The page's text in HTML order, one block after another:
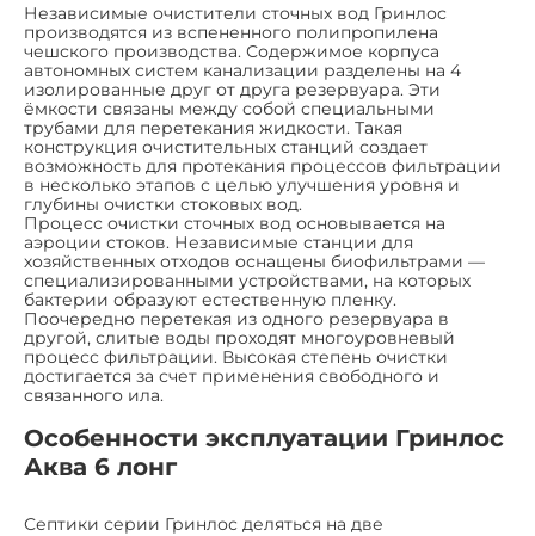
Независимые очистители сточных вод Гринлос
производятся из вспененного полипропилена
чешского производства. Содержимое корпуса
автономных систем канализации разделены на 4
изолированные друг от друга резервуара. Эти
ёмкости связаны между собой специальными
трубами для перетекания жидкости. Такая
конструкция очистительных станций создает
возможность для протекания процессов фильтрации
в несколько этапов с целью улучшения уровня и
глубины очистки стоковых вод.
Процесс очистки сточных вод основывается на
аэроции стоков. Независимые станции для
хозяйственных отходов оснащены биофильтрами —
специализированными устройствами, на которых
бактерии образуют естественную пленку.
Поочередно перетекая из одного резервуара в
другой, слитые воды проходят многоуровневый
процесс фильтрации. Высокая степень очистки
достигается за счет применения свободного и
связанного ила.
Особенности эксплуатации Гринлос
Аква 6 лонг
Септики серии Гринлос деляться на две